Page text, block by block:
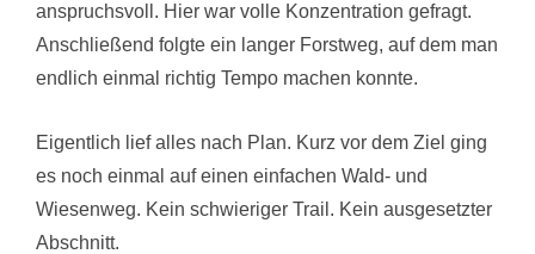
anspruchsvoll. Hier war volle Konzentration gefragt.
Anschließend folgte ein langer Forstweg, auf dem man
endlich einmal richtig Tempo machen konnte.
Eigentlich lief alles nach Plan. Kurz vor dem Ziel ging
es noch einmal auf einen einfachen Wald- und
Wiesenweg. Kein schwieriger Trail. Kein ausgesetzter
Abschnitt.